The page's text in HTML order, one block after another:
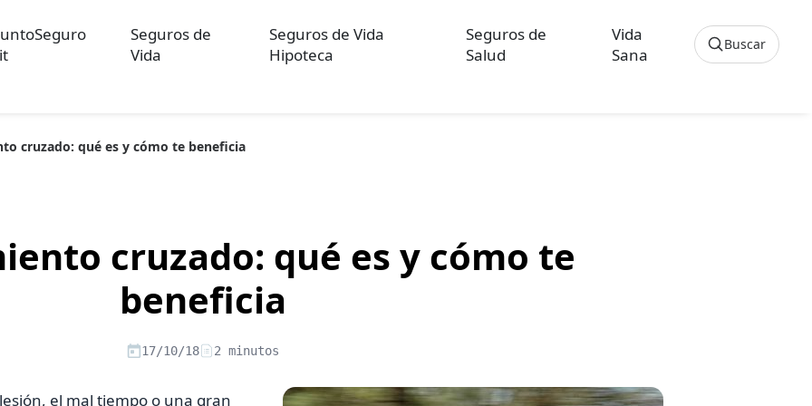
Seguros de
Vida
Seguros de Vida
Hipoteca
Seguros de
Salud
Vida
Sana
Buscar
cruzado: qué es y cómo te beneficia
cruzado: qué es y cómo te
beneficia
17/10/18 2 minutos
el mal tiempo o una gran